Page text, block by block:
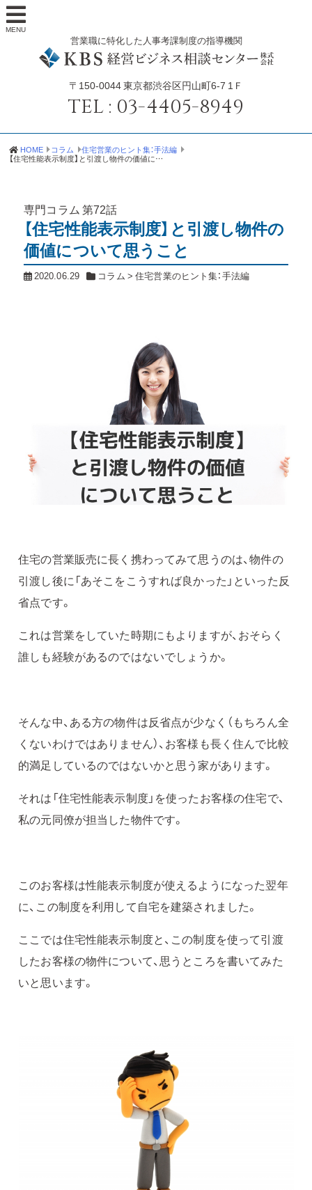
MENU
営業職に特化した人事考課制度の指導機関
〒150-0044東京都渋谷区円山町6-7 1Ｆ
TEL : 03-4405-8949
HOME コラム 住宅営業のヒント集：手法編
【住宅性能表示制度】と引渡し物件の価値について思うこと
専門コラム第72話
【住宅性能表示制度】と引渡し物件の
価値について思うこと
2020.06.29 コラム >住宅営業のヒント集：手法編
住宅の営業販売に長く携わってみて思うのは、物件の
引渡し後に「あそこをこうすれば良かった」といった反
省点です。
これは営業をしていた時期にもよりますが、おそらく
誰しも経験があるのではないでしょうか。
そんな中、ある方の物件は反省点が少なく（もちろん全
くないわけではありません）、お客様も長く住んで比較
的満足しているのではないかと思う家があります。
それは「住宅性能表示制度」を使ったお客様の住宅で、
私の元同僚が担当した物件です。
このお客様は性能表示制度が使えるようになった翌年
に、この制度を利用して自宅を建築されました。
ここでは住宅性能表示制度と、この制度を使って引渡
したお客様の物件について、思うところを書いてみた
いと思います。